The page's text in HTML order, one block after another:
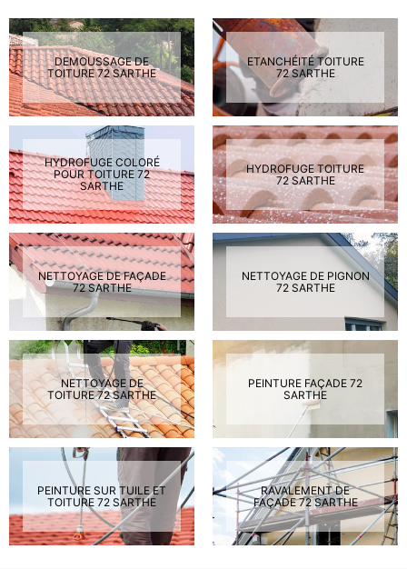
DEMOUSSAGE DE
TOITURE 72 SARTHE
ETANCHÉITÉ TOITURE
72 SARTHE
HYDROFUGE COLORÉ
POUR TOITURE 72
SARTHE
HYDROFUGE TOITURE
72 SARTHE
NETTOYAGE DE FAÇADE
72 SARTHE
NETTOYAGE DE PIGNON
72 SARTHE
NETTOYAGE DE
TOITURE 72 SARTHE
PEINTURE FAÇADE 72
SARTHE
PEINTURE SUR TUILE ET
TOITURE 72 SARTHE
RAVALEMENT DE
FAÇADE 72 SARTHE